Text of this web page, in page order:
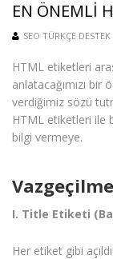
EN ÖNEMLI
SEO TÜRKÇE DESTEK
HTML etiketleri
anlatacağımızı bir
verdiğimiz sözü
HTML etiketleri ile
bilgi vermeye.
I. Title Etiketi
Her etiket gibi